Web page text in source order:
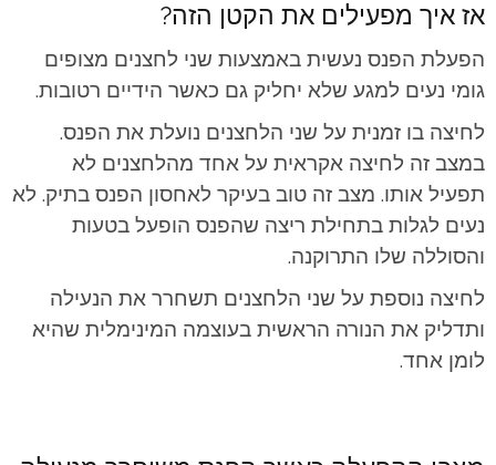
אז איך מפעילים את הקטן הזה?
הפעלת הפנס נעשית באמצעות שני לחצנים מצופים
גומי נעים למגע שלא יחליק גם כאשר הידיים רטובות.
לחיצה בו זמנית על שני הלחצנים נועלת את הפנס.
במצב זה לחיצה אקראית על אחד מהלחצנים לא
תפעיל אותו. מצב זה טוב בעיקר לאחסון הפנס בתיק. לא
נעים לגלות בתחילת ריצה שהפנס הופעל בטעות
והסוללה שלו התרוקנה.
לחיצה נוספת על שני הלחצנים תשחרר את הנעילה
ותדליק את הנורה הראשית בעוצמה המינימלית שהיא
לומן אחד.